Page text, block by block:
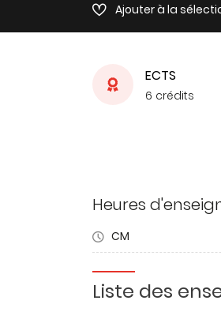
Ajouter à la
ECTS
6 crédits
Heures
CM
Liste des